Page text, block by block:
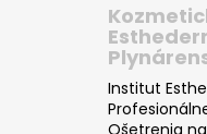
Institut
Ošetrenia